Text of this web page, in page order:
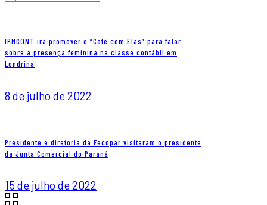
IPMCONT irá promover o “Café com Elas” para falar
sobre a presença feminina na classe contábil em
Londrina
8 de julho de 2022
Presidente e diretoria da Fecopar visitaram o presidente
da Junta Comercial do Paraná
15 de julho de 2022